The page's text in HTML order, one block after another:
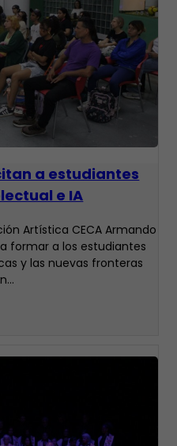
a estudiantes
e IA
Artística CECA Armando
formar a los estudiantes
y las nuevas fronteras